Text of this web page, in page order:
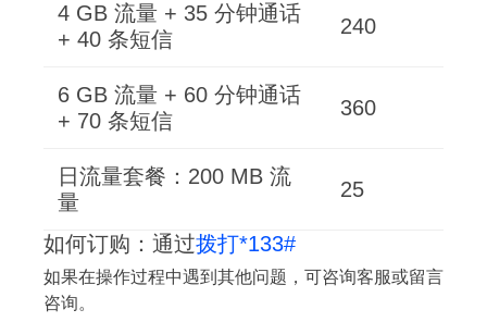
4 GB 流量 + 35 分钟通话
+ 40 条短信
240
6 GB 流量 + 60 分钟通话
+ 70 条短信
360
日流量套餐：200 MB 流
量
25
如何订购：通过拨打*133#
如果在操作过程中遇到其他问题，可咨询客服或留言
咨询。